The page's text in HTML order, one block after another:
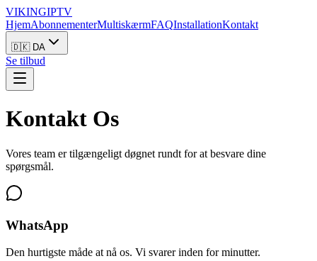
VIKINGIPTV
HjemAbonnementerMultiskærmFAQInstallationKontakt
🇩🇰 DA
Se tilbud
Kontakt Os
Vores team er tilgængeligt døgnet rundt for at besvare dine
spørgsmål.
WhatsApp
Den hurtigste måde at nå os. Vi svarer inden for minutter.